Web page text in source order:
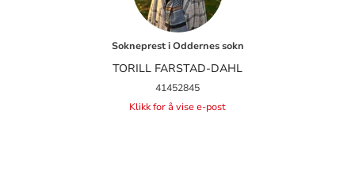
Sokneprest i Oddernes sokn
TORILL FARSTAD-DAHL
41452845
Klikk for å vise e-post